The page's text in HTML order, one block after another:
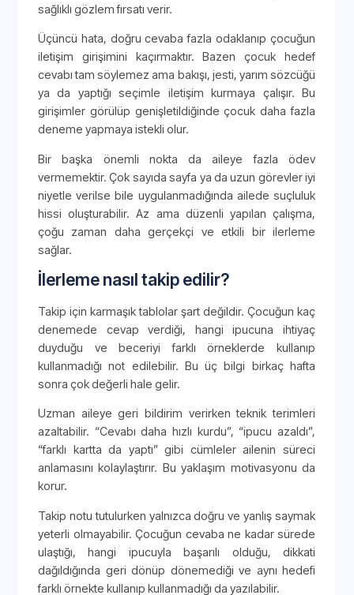
sağlıklı gözlem fırsatı verir.
Üçüncü hata, doğru cevaba fazla odaklanıp çocuğun
iletişim girişimini kaçırmaktır. Bazen çocuk hedef
cevabı tam söylemez ama bakışı, jesti, yarım sözcüğü
ya da yaptığı seçimle iletişim kurmaya çalışır. Bu
girişimler görülüp genişletildiğinde çocuk daha fazla
deneme yapmaya istekli olur.
Bir başka önemli nokta da aileye fazla ödev
vermemektir. Çok sayıda sayfa ya da uzun görevler iyi
niyetle verilse bile uygulanmadığında ailede suçluluk
hissi oluşturabilir. Az ama düzenli yapılan çalışma,
çoğu zaman daha gerçekçi ve etkili bir ilerleme
sağlar.
İlerleme nasıl takip edilir?
Takip için karmaşık tablolar şart değildir. Çocuğun kaç
denemede cevap verdiği, hangi ipucuna ihtiyaç
duyduğu ve beceriyi farklı örneklerde kullanıp
kullanmadığı not edilebilir. Bu üç bilgi birkaç hafta
sonra çok değerli hale gelir.
Uzman aileye geri bildirim verirken teknik terimleri
azaltabilir. “Cevabı daha hızlı kurdu”, “ipucu azaldı”,
“farklı kartta da yaptı” gibi cümleler ailenin süreci
anlamasını kolaylaştırır. Bu yaklaşım motivasyonu da
korur.
Takip notu tutulurken yalnızca doğru ve yanlış saymak
yeterli olmayabilir. Çocuğun cevaba ne kadar sürede
ulaştığı, hangi ipucuyla başarılı olduğu, dikkati
dağıldığında geri dönüp dönemediği ve aynı hedefi
farklı örnekte kullanıp kullanmadığı da yazılabilir.